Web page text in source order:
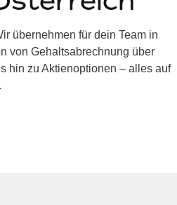
übernehmen für dein Team in
von Gehaltsabrechnung über
hin zu Aktienoptionen – alles auf